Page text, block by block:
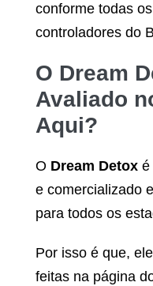
conforme todas
controladores do
O Dream
Avaliado
Aqui?
O Dream Detox é
e comercializado
para todos os
Por isso é que,
feitas na página